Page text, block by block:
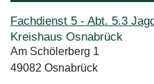
Fachdienst 5 - Abt. 5.3
Kreishaus Osnabrück
Am Schölerberg 1
49082 Osnabrück